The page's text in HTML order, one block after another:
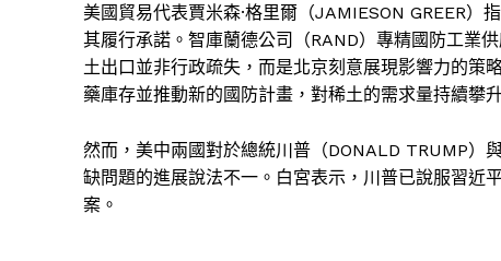
美國貿易代表賈米森·格里爾（JAMIESON GREER
其履行承諾。智庫蘭德公司（RAND）專精國防工業
土出口並非行政疏失，而是北京刻意展現影響力的策
藥庫存並推動新的國防計畫，對稀土的需求量持續攀
然而，美中兩國對於總統川普（DONALD TRUMP）
缺問題的進展說法不一。白宮表示，川普已說服習近
案。